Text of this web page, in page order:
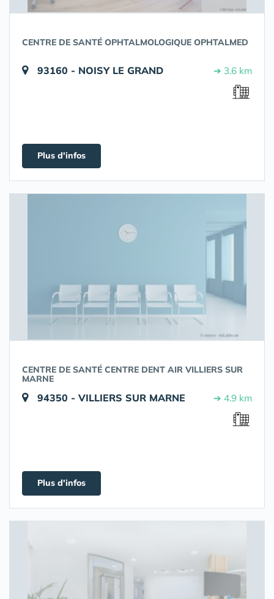
CENTRE DE SANTÉ OPHTALMOLOGIQUE OPHTALMED
93160 - NOISY LE GRAND ➔ 3.6 km
Plus d'infos
CENTRE DE SANTÉ CENTRE DENT AIR VILLIERS SUR
MARNE
94350 - VILLIERS SUR MARNE ➔ 4.9 km
Plus d'infos